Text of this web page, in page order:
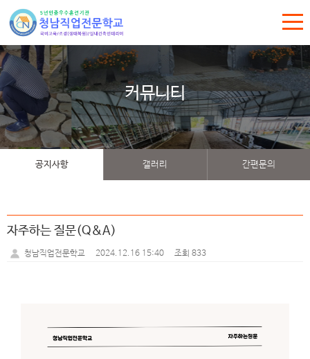
커뮤니티
공지사항 갤러리 간편문의
자주하는 질문(Q&A)
청남직업전문학교 2024.12.16 15:40 조회 833